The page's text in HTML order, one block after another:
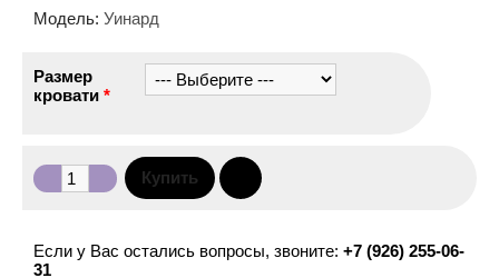
Модель: Уинард
Размер
кровати *
Если у Вас остались вопросы, звоните: +7 (926) 255-06-
31